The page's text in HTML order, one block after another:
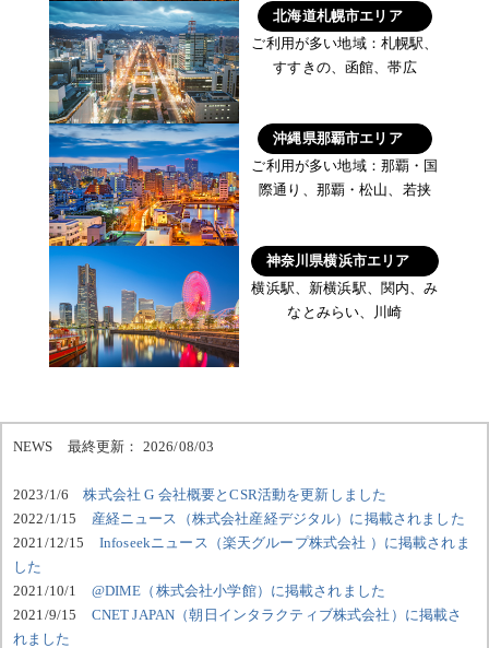
北海道札幌市エリア
ご利用が多い地域：札幌駅、
すすきの、函館、帯広
沖縄県那覇市エリア
ご利用が多い地域：那覇・国
際通り、那覇・松山、若挟
神奈川県横浜市エリア
横浜駅、新横浜駅、関内、み
なとみらい、川崎
NEWS 最終更新： 2026/08/03
2023/1/6株式会社 G 会社概要とCSR活動を更新しました
2022/1/15 産経ニュース（株式会社産経デジタル）に掲載されました
2021/12/15 Infoseekニュース（楽天グループ株式会社 ）に掲載されま
した
2021/10/1 @DIME（株式会社小学館）に掲載されました
2021/9/15 CNET JAPAN（朝日インタラクティブ株式会社）に掲載さ
れました